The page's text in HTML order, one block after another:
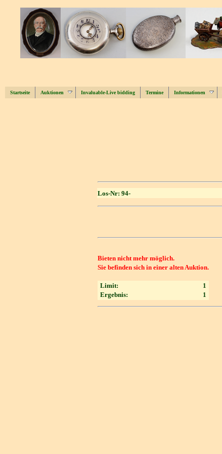
Startseite Auktionen Invaluable-Live bidding Termine Informationen
Los-Nr: 94-
Bieten nicht mehr möglich.
Sie befinden sich in einer alten Auktion.
Limit:
1
Ergebnis:
1